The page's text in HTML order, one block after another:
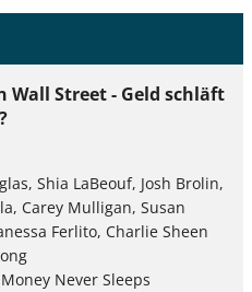
Wall Street - Geld schläft
Shia LaBeouf, Josh Brolin,
Carey Mulligan, Susan
Ferlito, Charlie Sheen
Never Sleeps